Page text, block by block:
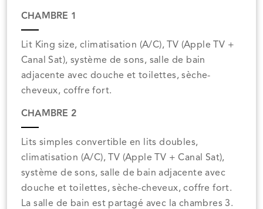
CHAMBRE 1
Lit King size, climatisation (A/C), TV (Apple TV +
Canal Sat), système de sons, salle de bain
adjacente avec douche et toilettes, sèche-
cheveux, coffre fort.
CHAMBRE 2
Lits simples convertible en lits doubles,
climatisation (A/C), TV (Apple TV + Canal Sat),
système de sons, salle de bain adjacente avec
douche et toilettes, sèche-cheveux, coffre fort.
La salle de bain est partagé avec la chambres 3.